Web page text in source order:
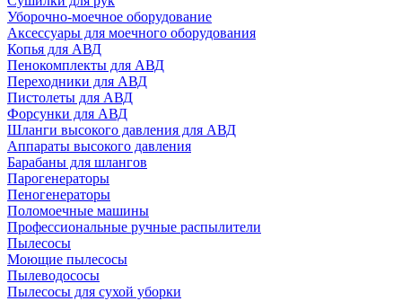
Уборочно-моечное оборудование
Аксессуары для моечного оборудования
Копья для АВД
Пенокомплекты для АВД
Переходники для АВД
Пистолеты для АВД
Форсунки для АВД
Шланги высокого давления для АВД
Аппараты высокого давления
Барабаны для шлангов
Парогенераторы
Пеногенераторы
Поломоечные машины
Профессиональные ручные распылители
Пылесосы
Моющие пылесосы
Пылеводососы
Пылесосы для сухой уборки